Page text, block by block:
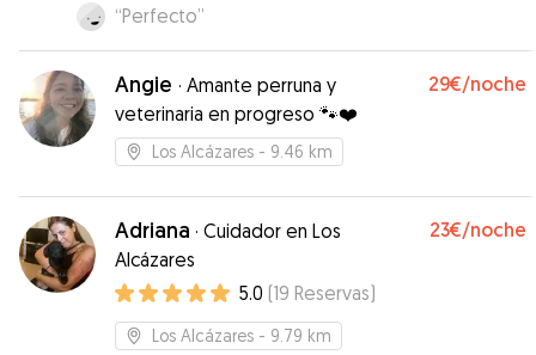
“Perfecto”
Angie · Amante perruna y
veterinaria en progreso 🐾❤️
29€/noche
Los Alcázares - 9.46 km
Adriana · Cuidador en Los
Alcázares
23€/noche
5.0 (19 Reservas)
Los Alcázares - 9.79 km